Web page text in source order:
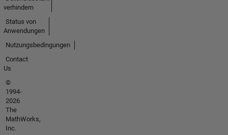
verhindern
Status von
Anwendungen
Nutzungsbedingungen
Contact
Us
©
1994-
2026
The
MathWorks,
Inc.